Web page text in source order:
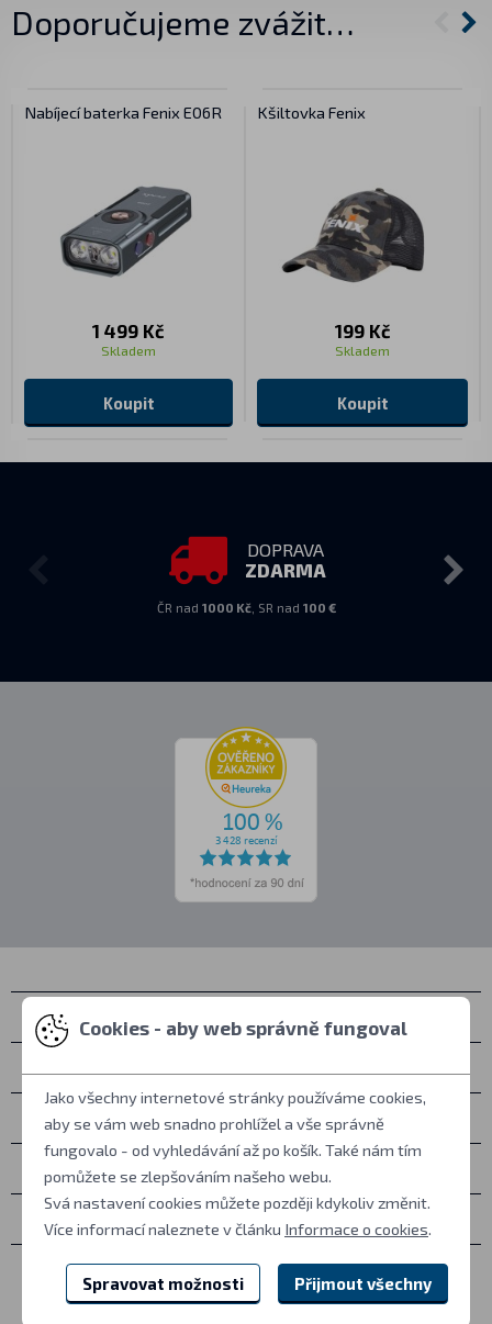
Doporučujeme zvážit…
Nabíjecí baterka Fenix E06R
1 499 Kč
Skladem
Koupit
Kšiltovka Fenix
199 Kč
Skladem
Koupit
DOPRAVA
ZDARMA
ČR nad 1000 Kč, SR nad 100 €
Kontakty
Vše o nákupu
Další informace
Ostatní
Cookies - aby web správně fungoval
Jako všechny internetové stránky používáme cookies,
aby se vám web snadno prohlížel a vše správně
fungovalo - od vyhledávání až po košík. Také nám tím
pomůžete se zlepšováním našeho webu.
Svá nastavení cookies můžete později kdykoliv změnit.
Více informací naleznete v článku Informace o cookies.
Spravovat možnosti Přijmout všechny